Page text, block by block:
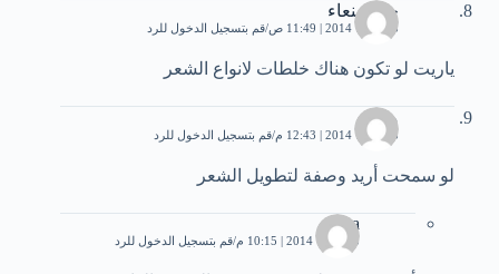
حلا صنعاء
3 فبراير، 2014 | 11:49 ص قم بتسجيل الدخول للرد
ياريت لو تكون هناك خلطات لانواع الشعر
مريم
3 فبراير، 2014 | 12:43 م قم بتسجيل الدخول للرد
لو سمحت أريد وصفة لتطويل الشعر
aya
5 أكتوبر، 2014 | 10:15 م قم بتسجيل الدخول للرد